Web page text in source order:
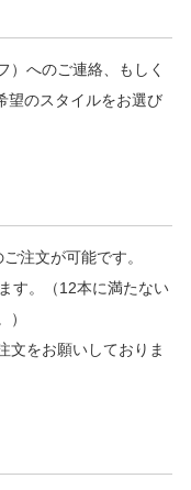
）へのご連絡、もしく
望のスタイルをお選び
注文が可能です。
す。（12本に満たない
文をお願いしておりま